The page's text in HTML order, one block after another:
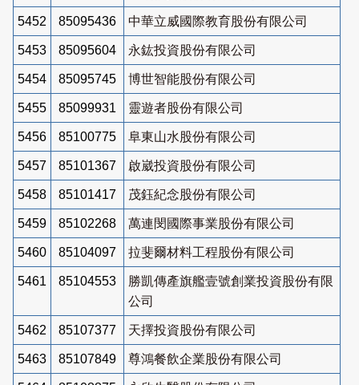
5452 85095436 中華立威國際教育股份有限公司
5453 85095604 永鈜投資股份有限公司
5454 85095745 博世智能股份有限公司
5455 85099931 靈遊者股份有限公司
5456 85100775 阜東山水股份有限公司
5457 85101367 啟崴投資股份有限公司
5458 85101417 茂鈺紀念股份有限公司
5459 85102268 萬連閔國際事業股份有限公司
5460 85104097 拉斐爾材料工程股份有限公司
5461 85104553
勝凱傳產旗艦壹號創業投資股份有限
公司
5462 85107377 天擇投資股份有限公司
5463 85107849 尊鴻餐飲企業股份有限公司